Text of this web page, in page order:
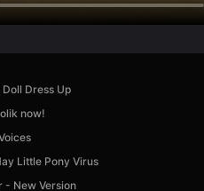
Doll Dress Up
now!
Little Pony Virus
- New Version